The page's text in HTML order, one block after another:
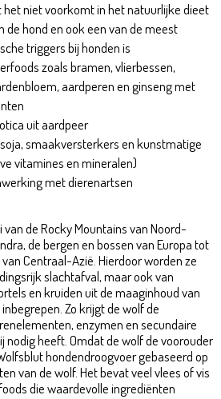
het niet voorkomt in het natuurlijke dieet
de hond en ook een van de meest
triggers bij honden is
zoals bramen, vlierbessen,
aardperen en ginseng met
uit aardpeer
smaakversterkers en kunstmatige
vitamines en mineralen)
met dierenartsen
de Rocky Mountains van Noord-
de bergen en bossen van Europa tot
Centraal-Azië. Hierdoor worden ze
slachtafval, maar ook van
en kruiden uit de maaginhoud van
Zo krijgt de wolf de
enzymen en secundaire
nodig heeft. Omdat de wolf de voorouder
hondendroogvoer gebaseerd op
van de wolf. Het bevat veel vlees of vis
die waardevolle ingrediënten